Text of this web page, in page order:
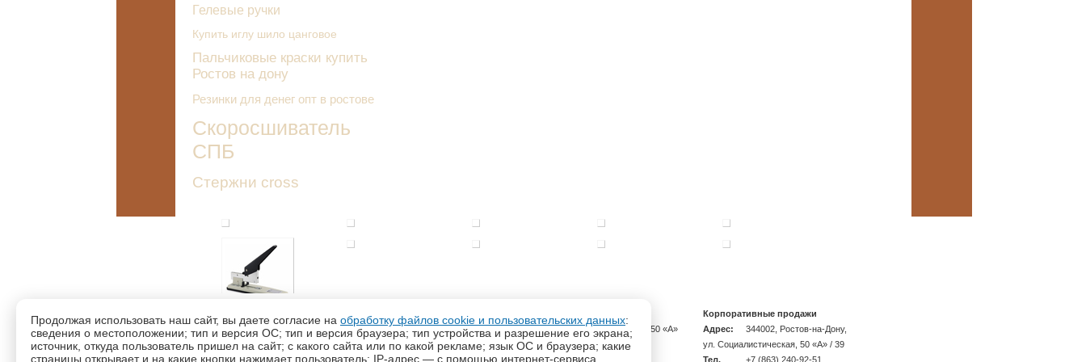
Гелевые ручки
Купить иглу шило цанговое
Пальчиковые краски купить
Ростов на дону
Резинки для денег опт в ростове
Скоросшиватель
СПБ
Стержни cross
г. Ростов-на-Дону
Статьи
Адрес:
344002, Ростов-на-Дону, ул. Социалистическая, 50 «A»
Тел.
+7 (863) 240-92-51
Тел.
+7 (863) 244-15-17
Корпоративные продажи
Адрес:
344002, Ростов-на-Дону,
ул. Социалистическая, 50 «A» / 39
Тел.
+7 (863) 240-92-51
Продолжая использовать наш сайт, вы даете согласие на обработку файлов cookie и пользовательских данных:
сведения о местоположении; тип и версия ОС; тип и версия браузера; тип устройства и разрешение его экрана;
источник, откуда пользователь пришел на сайт; с какого сайта или по какой рекламе; язык ОС и браузера; какие
страницы открывает и на какие кнопки нажимает пользователь; IP-адрес — с помощью интернет-сервиса